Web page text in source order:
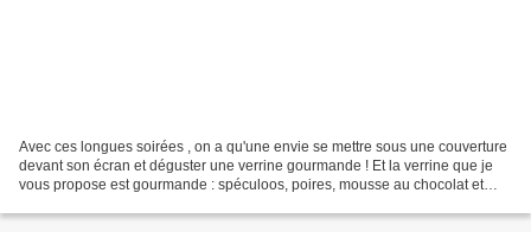
Avec ces longues soirées , on a qu'une envie se mettre sous une couverture
devant son écran et déguster une verrine gourmande ! Et la verrine que je
vous propose est gourmande : spéculoos, poires, mousse au chocolat et